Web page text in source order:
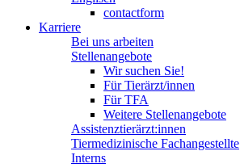
contactform
Karriere
Bei uns arbeiten
Stellenangebote
Wir suchen Sie!
Für Tierärzt/innen
Für TFA
Weitere Stellenangebote
Assistenztierärzt:innen
Tiermedizinische Fachangestellte
Interns